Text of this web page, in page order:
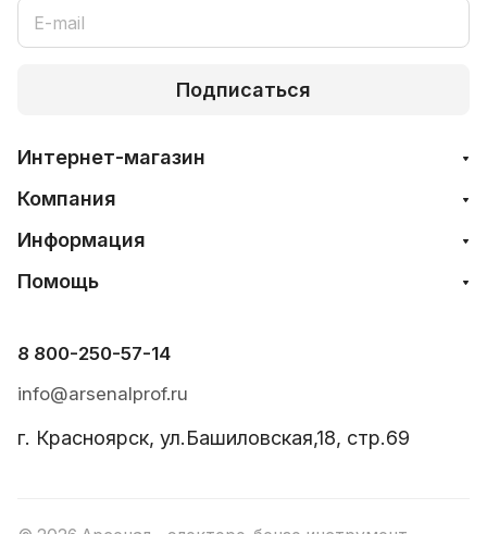
Подписаться
Интернет-магазин
Компания
Информация
Помощь
8 800-250-57-14
info@arsenalprof.ru
г. Красноярск, ул.Башиловская,18, стр.69